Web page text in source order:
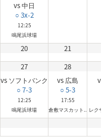
vs 中日
○ 3x-2
12:25
鳴尾浜球場
20 21
27
vs ソフトバンク
○ 7-3
12:25
鳴尾浜球場
28
vs 広島
○ 5-3
17:55
倉敷マスカット..
vs
レクザ